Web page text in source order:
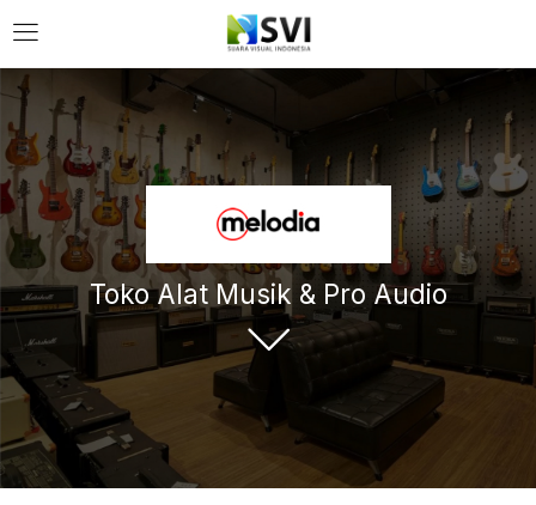
Toko Alat Musik & Pro Audio